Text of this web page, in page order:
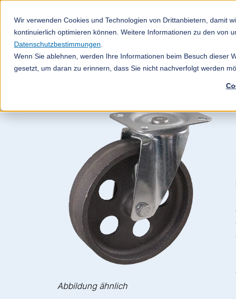
Wir verwenden Cookies und Technologien von Drittanbietern, damit
kontinuierlich optimieren können. Weitere Informationen zu den von
Datenschutzbestimmungen
Wenn Sie ablehnen, werden Ihre Informationen beim Besuch dieser
gesetzt, um daran zu erinnern, dass Sie nicht nachverfolgt werden
Abbildung ähnlich